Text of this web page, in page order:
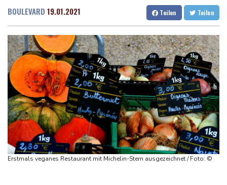
Dresden
19 °C Wien
21 °C
Baden-Baden
18 °C
davon im Gazastreifen
Trump verzichtet offenbar vorerst auf Angriffe auf Iran: "Halten
uns zurück"
Trauer um Jorge Messi: Fußballstar Lionel Messi nimmt Abschied
von seinem Vater
Nowitzki trauert um ersten NBA-Coach Nelson: "RIP, Legende"
Neuer Waldbrand in Südfrankreich: Mehr als 200
Feuerwehrleute im Einsatz
Umfrage: Mehrheit der Deutschen gegen Abschaffung der
"Rente mit 63"
Klingbeil plant höhere Besteuerung bestimmter Vereine
BOULEVARD 19.01.2021 Teilen Teilen
Erstmals veganes Restaurant mit Michelin-Stern ausgezeichnet / Foto: ©